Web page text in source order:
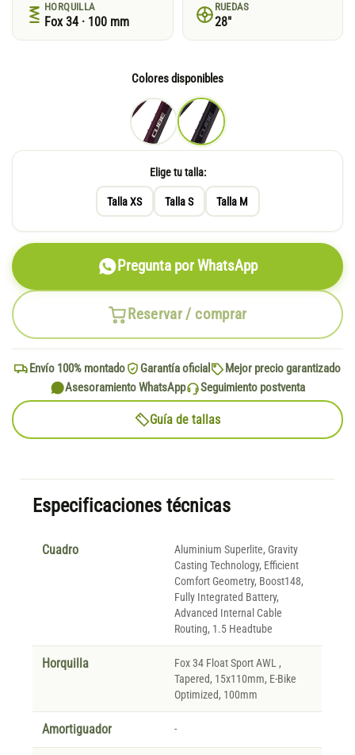
HORQUILLA
Fox 34 · 100 mm
RUEDAS
28"
Colores disponibles
Elige tu talla:
Talla XS Talla S Talla M
Reservar / comprar
Pregunta por WhatsApp
Envío 100% montado Garantía oficial
Mejor precio garantizado
Asesoramiento WhatsApp
Seguimiento postventa
Guía de tallas
Especificaciones técnicas
Cuadro
Aluminium Superlite, Gravity
Casting Technology, Efficient
Comfort Geometry, Boost148,
Fully Integrated Battery,
Advanced Internal Cable
Routing, 1.5 Headtube
Horquilla
Fox 34 Float Sport AWL ,
Tapered, 15x110mm, E-Bike
Optimized, 100mm
Amortiguador -